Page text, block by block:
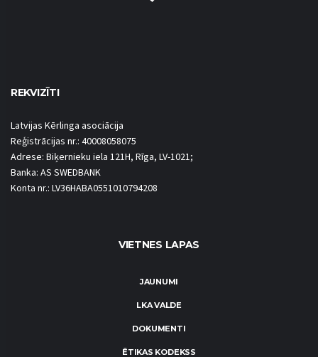
REKVIZĪTI
Latvijas Kērlinga asociācija
Reģistrācijas nr.: 40008058075
Adrese: Biķernieku iela 121H, Rīga, LV-1021;
Banka: AS SWEDBANK
Konta nr.: LV36HABA0551010794208
VIETNES LAPAS
JAUNUMI
LKA VALDE
DOKUMENTI
ĒTIKAS KODEKSS